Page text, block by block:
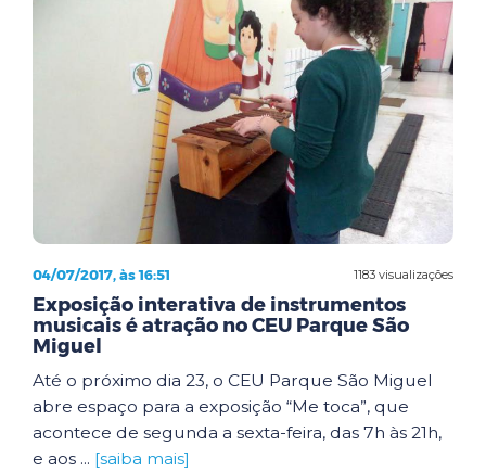
1183 visualizações
04/07/2017, às 16:51
Exposição interativa de instrumentos
musicais é atração no CEU Parque São
Miguel
Até o próximo dia 23, o CEU Parque São Miguel
abre espaço para a exposição “Me toca”, que
acontece de segunda a sexta-feira, das 7h às 21h,
e aos ... [saiba mais]